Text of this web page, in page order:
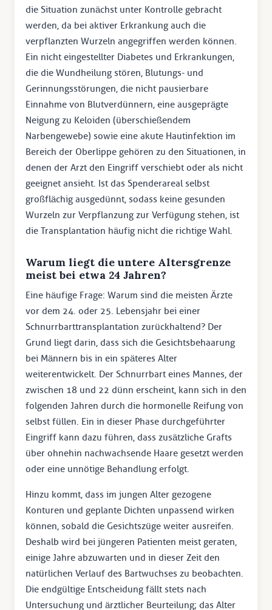
die Situation zunächst unter Kontrolle gebracht
werden, da bei aktiver Erkrankung auch die
verpflanzten Wurzeln angegriffen werden können.
Ein nicht eingestellter Diabetes und Erkrankungen,
die die Wundheilung stören, Blutungs- und
Gerinnungsstörungen, die nicht pausierbare
Einnahme von Blutverdünnern, eine ausgeprägte
Neigung zu Keloiden (überschießendem
Narbengewebe) sowie eine akute Hautinfektion im
Bereich der Oberlippe gehören zu den Situationen, in
denen der Arzt den Eingriff verschiebt oder als nicht
geeignet ansieht. Ist das Spenderareal selbst
großflächig ausgedünnt, sodass keine gesunden
Wurzeln zur Verpflanzung zur Verfügung stehen, ist
die Transplantation häufig nicht die richtige Wahl.
Warum liegt die untere Altersgrenze
meist bei etwa 24 Jahren?
Eine häufige Frage: Warum sind die meisten Ärzte
vor dem 24. oder 25. Lebensjahr bei einer
Schnurrbarttransplantation zurückhaltend? Der
Grund liegt darin, dass sich die Gesichtsbehaarung
bei Männern bis in ein späteres Alter
weiterentwickelt. Der Schnurrbart eines Mannes, der
zwischen 18 und 22 dünn erscheint, kann sich in den
folgenden Jahren durch die hormonelle Reifung von
selbst füllen. Ein in dieser Phase durchgeführter
Eingriff kann dazu führen, dass zusätzliche Grafts
über ohnehin nachwachsende Haare gesetzt werden
oder eine unnötige Behandlung erfolgt.
Hinzu kommt, dass im jungen Alter gezogene
Konturen und geplante Dichten unpassend wirken
können, sobald die Gesichtszüge weiter ausreifen.
Deshalb wird bei jüngeren Patienten meist geraten,
einige Jahre abzuwarten und in dieser Zeit den
natürlichen Verlauf des Bartwuchses zu beobachten.
Die endgültige Entscheidung fällt stets nach
Untersuchung und ärztlicher Beurteilung; das Alter